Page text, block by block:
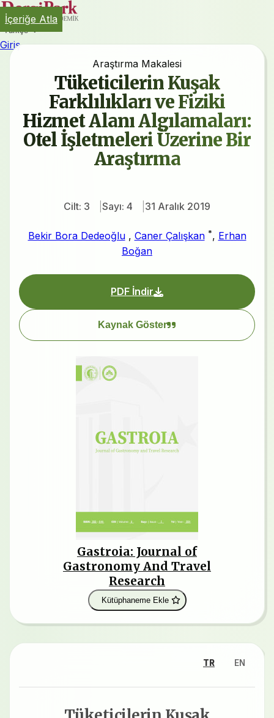
Türkçe
Giriş
Araştırma Makalesi
Tüketicilerin Kuşak
Farklılıkları ve Fiziki
Hizmet Alanı Algılamaları:
Otel İşletmeleri Üzerine Bir
Araştırma
Cilt: 3 Sayı: 4 31 Aralık 2019
Bekir Bora Dedeoğlu, Caner Çalışkan *, Erhan
Boğan
PDF İndir
Kaynak Göster
Gastroia: Journal of
Gastronomy And Travel
Research
Kütüphaneme Ekle
İçeriğe Atla
TR EN